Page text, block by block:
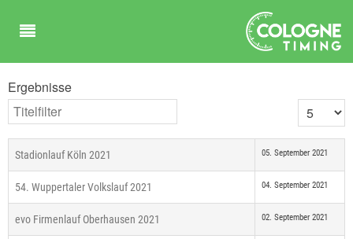
Ergebnisse
Titelfilter Anzeige #
Stadionlauf Köln 2021 05. September 2021
54. Wuppertaler Volkslauf 2021 04. September 2021
evo Firmenlauf Oberhausen 2021 02. September 2021